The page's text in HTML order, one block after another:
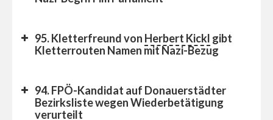
https://t.co/CPHSCKVS6l
pic.twitter.com/80aOjLo6cb
June 6, 2024
95. Kletterfreund von Herbert Kickl gibt
Kletterrouten Namen mit Nazi-Bezug
94. FPÖ-Kandidat auf Donauerstädter
Bezirksliste wegen Wiederbetätigung
verurteilt